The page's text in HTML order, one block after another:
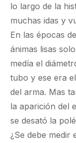
lo largo de la
muchas idas y
En las épocas
ánimas lisas
medía el
tubo y ese era
del arma. Mas
la aparición del
se desató la
¿Se debe medir
Cortas